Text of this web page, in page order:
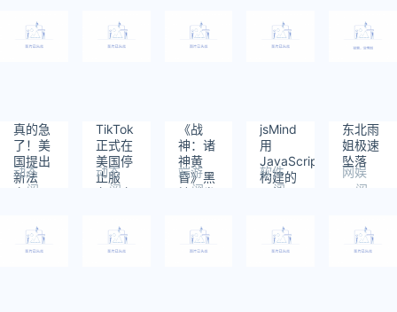
422
研发情
感认知
系统
318
194
408
真的急
了！美
国提出
新法
案：下
DeepSeek
最高判
20年监
动态
阅
381
TikTok
正式在
美国停
止服
务！字
旗下剪
映海外
动态
阅
477
《战
神：诸
神黄
昏》黑
妹引发
议：文
化神话
所有权
端游
阅
jsMind
用
JavaScript
构建的
思维导
软件
阅
714
东北雨
姐极速
坠落
网娱
阅
557